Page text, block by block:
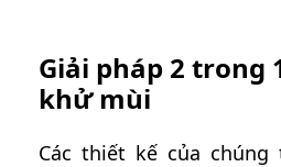
Giải pháp 2 trong
khử mùi
Các thiết kế của